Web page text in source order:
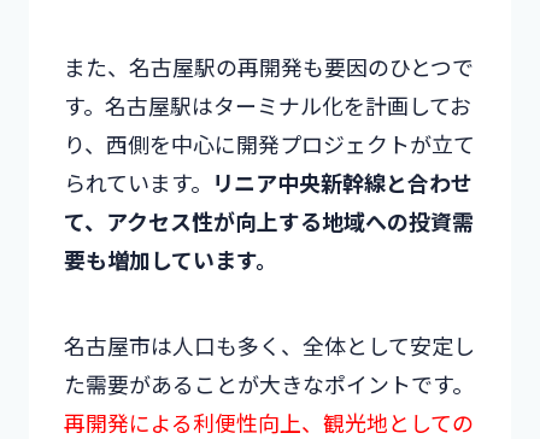
また、名古屋駅の再開発も要因のひとつで
す。名古屋駅はターミナル化を計画してお
り、西側を中心に開発プロジェクトが立て
られています。 リニア中央新幹線と合わせ
て、アクセス性が向上する地域への投資需
要も増加しています。
名古屋市は人口も多く、全体として安定し
た需要があることが大きなポイントです。
再開発による利便性向上、観光地としての